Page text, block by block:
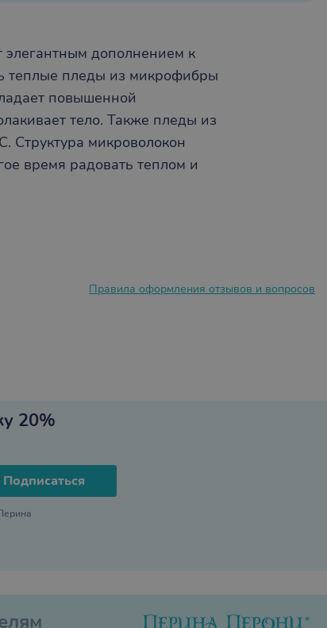
элегантным дополнением к
теплые пледы из микрофибры
повышенной
тело. Также пледы из
Структура микроволокон
время радовать теплом и
Правила оформления отзывов и вопросов
20%
Подписаться